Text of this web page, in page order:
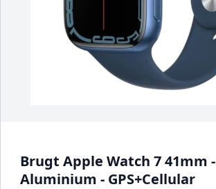
Brugt Apple Watch 7 41mm -
Aluminium - GPS+Cellular